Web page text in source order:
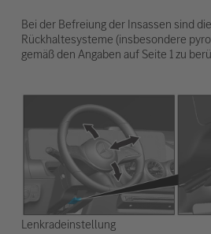
Bei der Befreiung der Insassen sind
Rückhaltesysteme (insbesondere
gemäß den Angaben auf Seite 1 zu
Lenkradeinstellung